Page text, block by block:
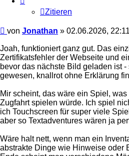
Zitieren
Beitrag
von Jonathan » 02.06.2026, 22:11
Joah, funktioniert ganz gut. Das
Zertifikatsfehler der Webseite und
bevor das nächste Bild geladen ist
gewesen, knallrot ohne Erklärung
Mir scheint, das wäre ein Spiel,
Zugfahrt spielen würde. Ich spiel
ich Touchscreen für super viele
aber so Textadventures wären ja
Wäre halt nett, wenn man ein
abstrakte Dinge wie Hinweise oder